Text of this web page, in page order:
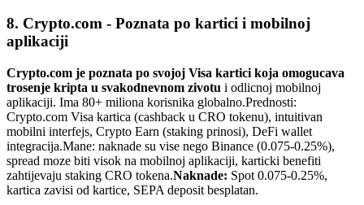
8. Crypto.com - Poznata po kartici i mobilnoj
aplikaciji
Crypto.com je poznata po svojoj Visa kartici koja omogucava
trosenje kripta u svakodnevnom zivotu i odlicnoj mobilnoj
aplikaciji. Ima 80+ miliona korisnika globalno.Prednosti:
Crypto.com Visa kartica (cashback u CRO tokenu), intuitivan
mobilni interfejs, Crypto Earn (staking prinosi), DeFi wallet
integracija.Mane: naknade su vise nego Binance (0.075-0.25%),
spread moze biti visok na mobilnoj aplikaciji, karticki benefiti
zahtijevaju staking CRO tokena.Naknade: Spot 0.075-0.25%,
kartica zavisi od kartice, SEPA deposit besplatan.